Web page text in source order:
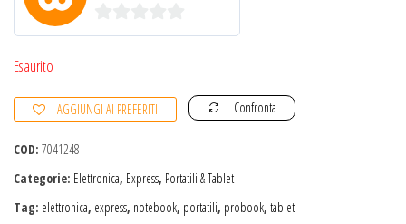
0
5
Esaurito
AGGIUNGI AI PREFERITI Confronta
COD: 7041248
Categorie: Elettronica, Express, Portatili & Tablet
Tag: elettronica, express, notebook, portatili, probook, tablet